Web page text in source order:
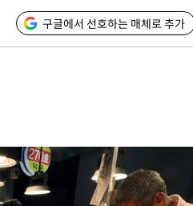
구글에서 선호하는 매체로 추가